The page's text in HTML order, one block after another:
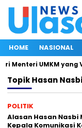
HOME NASIONAL
Menteri UMKM yang
TopikHasan Nasbi
POLITIK
Alasan Hasan Nasbi
Kepala Komunikasi